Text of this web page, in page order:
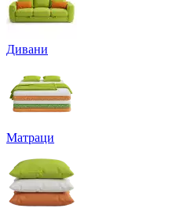
Дивани
Матраци